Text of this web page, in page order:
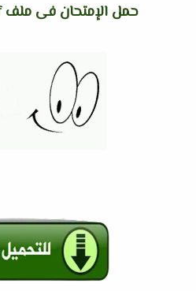
حمل الإمتحان فى ملف pdf جاهز للطباعة